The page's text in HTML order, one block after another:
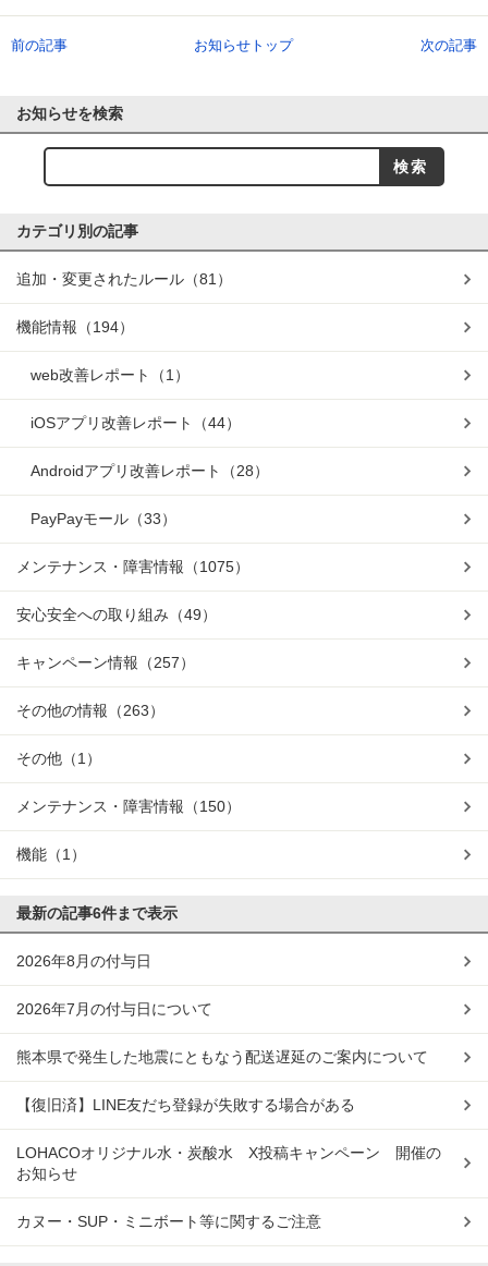
前の記事 お知らせトップ 次の記事
お知らせを検索
カテゴリ別の記事
追加・変更されたルール （81）
機能情報 （194）
web改善レポート （1）
iOSアプリ改善レポート （44）
Androidアプリ改善レポート （28）
PayPayモール （33）
メンテナンス・障害情報 （1075）
安心安全への取り組み （49）
キャンペーン情報 （257）
その他の情報 （263）
その他 （1）
メンテナンス・障害情報 （150）
機能 （1）
最新の記事6件まで表示
2026年8月の付与日
2026年7月の付与日について
熊本県で発生した地震にともなう配送遅延のご案内について
【復旧済】LINE友だち登録が失敗する場合がある
LOHACOオリジナル水・炭酸水 X投稿キャンペーン 開催の
お知らせ
カヌー・SUP・ミニボート等に関するご注意